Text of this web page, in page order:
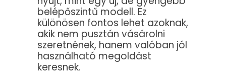
belépőszintű modell. Ez
különösen fontos lehet azoknak,
akik nem pusztán vásárolni
szeretnének, hanem valóban jól
használható megoldást
keresnek.